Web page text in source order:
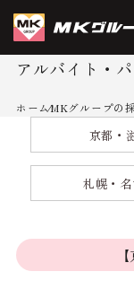
アルバイト・
ホームMKグループの
京都・
札幌・